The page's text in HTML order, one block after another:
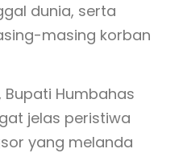
dunia, serta
masing korban
Humbahas
jelas peristiwa
yang melanda